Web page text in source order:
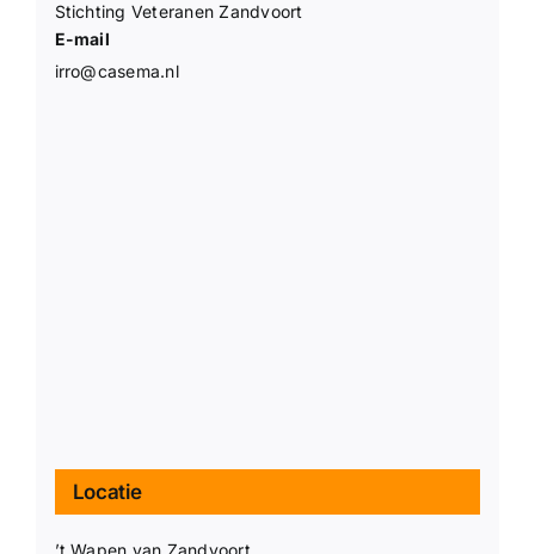
Stichting Veteranen Zandvoort
E-mail
irro@casema.nl
Locatie